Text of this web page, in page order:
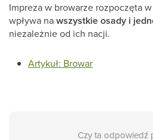
Impreza w browarze rozpoczęta w
wpływa nawszystkie osady i
niezależnie od ich nacji.
Artykuł: Browar
Czy ta odpowiedź